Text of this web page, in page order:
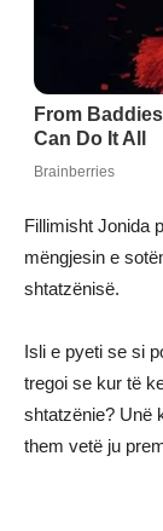
Fillimisht Jonida
mëngjesin e
shtatzënisë.
Isli e pyeti se si
tregoi se kur të
shtatzënie? Unë
them vetë ju